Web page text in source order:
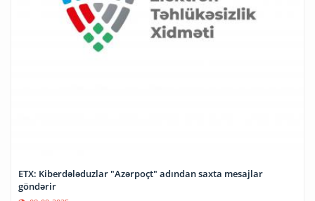
ETX: Kiberdələduzlar "Azərpoçt" adından saxta mesajlar
göndərir